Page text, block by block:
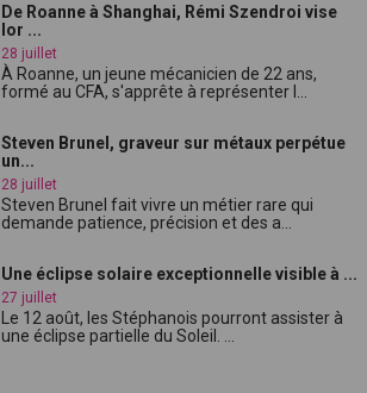
De Roanne à Shanghai, Rémi Szendroi vise
lor ...
28 juillet
À Roanne, un jeune mécanicien de 22 ans,
formé au CFA, s'apprête à représenter l...
Steven Brunel, graveur sur métaux perpétue
un...
28 juillet
Steven Brunel fait vivre un métier rare qui
demande patience, précision et des a...
Une éclipse solaire exceptionnelle visible à ...
27 juillet
Le 12 août, les Stéphanois pourront assister à
une éclipse partielle du Soleil. ...